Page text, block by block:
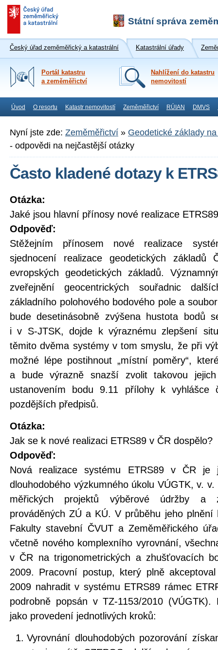
Státní správa
Český úřad zeměměřický a katastrální Katastrální úřady
Portál katastru
a zeměměřictví
Nahlížení do katastru
nemovitostí
Úvod O resortu Katastr nemovitostí Zeměměřictví RÚIAN DMVS
Nyní jste zde: Zeměměřictví » Geodetické základy
- odpovědi na nejčastější otázky
Často kladené dotazy k
Otázka:
Jaké jsou hlavní přínosy nové realizace
Odpověď:
Stěžejním přínosem nové realizace
sjednocení realizace geodetických základů
evropských geodetických základů.
zveřejnění geocentrických souřadnic
základního polohového bodového pole a
bude desetinásobně zvýšena hustota bodů
i v S-JTSK, dojde k výraznému zlepšení
těmito dvěma systémy v tom smyslu, že při
možné lépe postihnout „místní poměry“,
a bude výrazně snazší zvolit takovou
ustanovením bodu 9.11 přílohy k
pozdějších předpisů.
Otázka:
Jak se k nové realizaci ETRS89 v ČR dospělo?
Odpověď:
Nová realizace systému ETRS89 v ČR je
dlouhodobého výzkumného úkolu VÚGTK, v.
měřických projektů výběrové údržby a
prováděných ZÚ a KÚ. V průběhu jeho plnění
Fakulty stavební ČVUT a Zeměměřického
včetně nového komplexního vyrovnání,
v ČR na trigonometrických a zhušťovacích
2009. Pracovní postup, který plně
2009 nahradit v systému ETRS89 rámec
podrobně popsán v TZ-1153/2010
jako provedení jednotlivých kroků:
Vyrovnání dlouhodobých pozorování